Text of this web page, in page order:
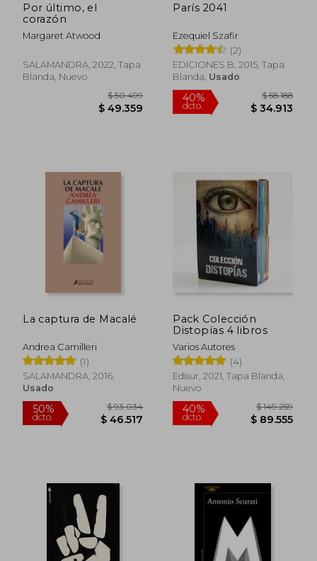
$ 45.566
Por último, el
corazón
Margaret Atwood
SALAMANDRA, 2022, Tapa
Blanda, Nuevo
Rápido
París 2041
Ezequiel Szafir
(2)
EDICIONES B, 2015, Tapa
Blanda, Usado
40%
dcto.
La captura de Macalé
Andrea Camilleri
(1)
SALAMANDRA, 2016,
Usado
Pack Colección
Distopías 4 libros
Varios Autores
(4)
Edisur, 2021, Tapa Blanda,
Nuevo